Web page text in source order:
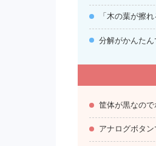
「木の葉が擦
分解がかんた
筐体が黒なの
アナログボタ